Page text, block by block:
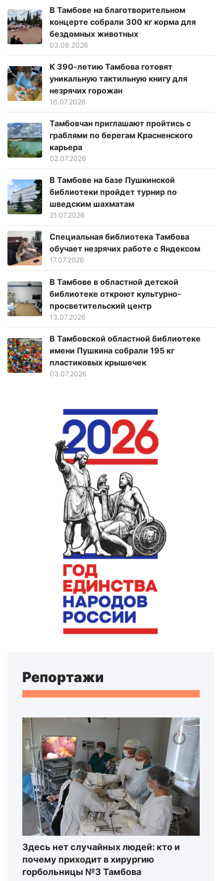
В Тамбове на благотворительном
концерте собрали 300 кг корма для
бездомных животных
03.08.2026
К 390-летию Тамбова готовят
уникальную тактильную книгу для
незрячих горожан
16.07.2026
Тамбовчан приглашают пройтись с
граблями по берегам Красненского
карьера
02.07.2026
В Тамбове на базе Пушкинской
библиотеки пройдет турнир по
шведским шахматам
21.07.2026
Специальная библиотека Тамбова
обучает незрячих работе с Яндексом
17.07.2026
В Тамбове в областной детской
библиотеке откроют культурно-
просветительский центр
13.07.2026
В Тамбовской областной библиотеке
имени Пушкина собрали 195 кг
пластиковых крышечек
03.07.2026
Репортажи
Здесь нет случайных людей: кто и
почему приходит в хирургию
горбольницы №3 Тамбова